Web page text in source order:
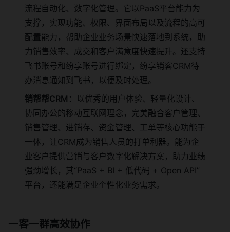
流程自动化、数字化管理。它以PaaS平台能力为
支撑，实现功能、权限、界面布局以及流程的高可
配置能力，帮助企业业务场景快速落地到系统，助
力销售效率、成交和客户满意度快速提升。还支持
飞书账号和纷享账号进行绑定，纷享销客CRM待
办消息通知到飞书，以便及时处理。
销帮帮CRM ：以优秀的用户体验、轻量化设计、
协同办公的移动互联网理念，完美融合客户管理、
销售管理、进销存、资金管理、工单等核心功能于
一体，让CRM成为销售人员的打单利器。能为企
业客户提供营销与客户数字化解决方案，助力业绩
强劲增长，其“PaaS + BI + 低代码 + Open API”
平台，还能满足企业个性化业务需求。
一客一群高效协作